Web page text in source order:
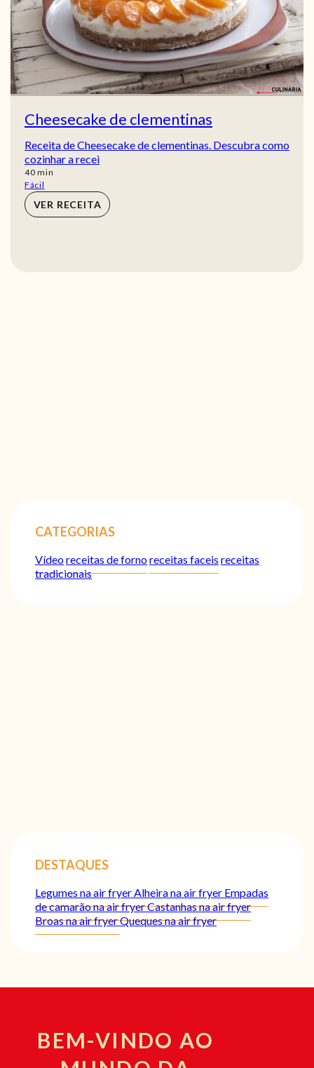
Cheesecake de clementinas
Receita de Cheesecake de clementinas. Descubra como
cozinhar a recei
40min
min
Fácil
VER RECEITA
CATEGORIAS
Vídeoreceitas de fornoreceitas faceis receitas
tradicionais
DESTAQUES
Legumes na air fryerAlheira na air fryer Empadas
de camarão na air fryerCastanhas na air fryer
Broas na air fryerQueques na air fryer
BEM-VINDO AO